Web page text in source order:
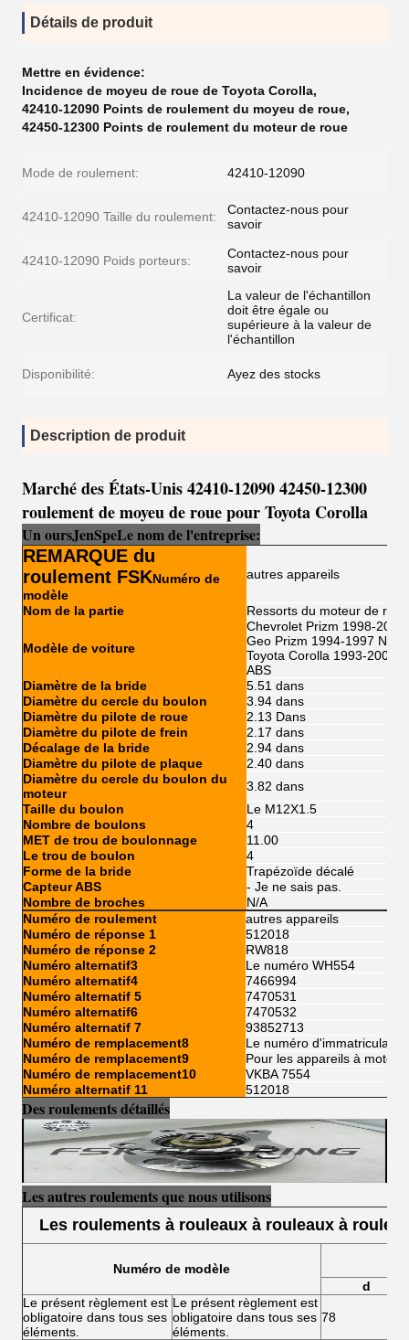
Détails de produit
Mettre en évidence:
Incidence de moyeu de roue de Toyota Corolla,
42410-12090 Points de roulement du moyeu de roue,
42450-12300 Points de roulement du moteur de roue
Mode de roulement: 42410-12090
42410-12090 Taille du roulement:
Contactez-nous pour
savoir
42410-12090 Poids porteurs:
Contactez-nous pour
savoir
Certificat:
La valeur de l'échantillon
doit être égale ou
supérieure à la valeur de
l'échantillon
Disponibilité: Ayez des stocks
Description de produit
Marché des États-Unis 42410-12090 42450-12300
roulement de moyeu de roue pour Toyota Corolla
Un oursJenSpeLe nom de l'entreprise:
REMARQUE du
roulement FSKNuméro de
modèle
autres appareils
Nom de la partie Ressorts du moteur de roue
Modèle de voiture
Chevrolet Prizm 1998-2002
Geo Prizm 1994-1997 Non-
Toyota Corolla 1993-2002
ABS
Diamètre de la bride
5.51 dans
Diamètre du cercle du boulon
3.94 dans
Diamètre du pilote de roue
2.13 Dans
Diamètre du pilote de frein
2.17 dans
Décalage de la bride
2.94 dans
Diamètre du pilote de plaque
2.40 dans
Diamètre du cercle du boulon du
moteur
3.82 dans
Taille du boulon
Le M12X1.5
Nombre de boulons
4
MET de trou de boulonnage
11.00
Le trou de boulon
4
Forme de la bride
Trapézoïde décalé
Capteur ABS
- Je ne sais pas.
Nombre de broches
N/A
Numéro de roulement
autres appareils
Numéro de réponse 1
512018
Numéro de réponse 2
RW818
Numéro alternatif3
Le numéro WH554
Numéro alternatif4
7466994
Numéro alternatif 5
7470531
Numéro alternatif6
7470532
Numéro alternatif 7
93852713
Numéro de remplacement8
Le numéro d'immatriculation
Numéro de remplacement9
Pour les appareils à
Numéro de remplacement10
VKBA 7554
Numéro alternatif 11
512018
Des roulements détaillés
Les autres roulements que nous utilisons
Les roulements à rouleaux à rouleaux à
Numéro de modèle
d
Le présent règlement est
obligatoire dans tous ses
éléments.
Le présent règlement est
obligatoire dans tous ses
éléments.
78